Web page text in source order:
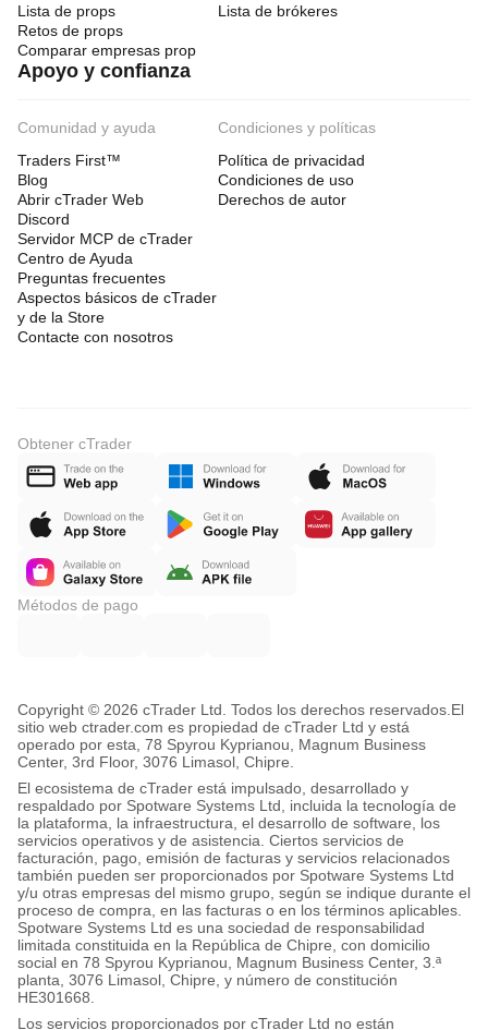
Lista de props
Retos de props
Comparar empresas prop
Lista de brókeres
Apoyo y confianza
Comunidad y ayuda
Traders First™
Blog
Abrir cTrader Web
Discord
Servidor MCP de cTrader
Centro de Ayuda
Preguntas frecuentes
Aspectos básicos de cTrader
y de la Store
Contacte con nosotros
Condiciones y políticas
Política de privacidad
Condiciones de uso
Derechos de autor
Obtener cTrader
Métodos de pago
Copyright © 2026 cTrader Ltd. Todos los derechos reservados. El
sitio web ctrader.com es propiedad de cTrader Ltd y está
operado por esta, 78 Spyrou Kyprianou, Magnum Business
Center, 3rd Floor, 3076 Limasol, Chipre.
El ecosistema de cTrader está impulsado, desarrollado y
respaldado por Spotware Systems Ltd, incluida la tecnología de
la plataforma, la infraestructura, el desarrollo de software, los
servicios operativos y de asistencia. Ciertos servicios de
facturación, pago, emisión de facturas y servicios relacionados
también pueden ser proporcionados por Spotware Systems Ltd
y/u otras empresas del mismo grupo, según se indique durante el
proceso de compra, en las facturas o en los términos aplicables.
Spotware Systems Ltd es una sociedad de responsabilidad
limitada constituida en la República de Chipre, con domicilio
social en 78 Spyrou Kyprianou, Magnum Business Center, 3.ª
planta, 3076 Limasol, Chipre, y número de constitución
HE301668.
Los servicios proporcionados por cTrader Ltd no están